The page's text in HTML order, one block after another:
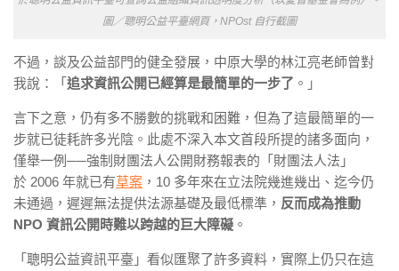
圖／聰明公益平臺網頁，NPOst 自行截圖
不過，談及公益部門的健全發展，中原大學的林江亮老師曾對
我說：「 追求資訊公開已經算是最簡單的一步了 。」
言下之意，仍有多不勝數的挑戰和困難，但為了這最簡單的一
步就已徒耗許多光陰。此處不深入本文首段所提的諸多面向，
僅舉一例──強制財團法人公開財務報表的「財團法人法」
於 2006 年就已有草案 ，10 多年來在立法院幾進幾出、迄今仍
未通過，遲遲無法提供法源基礎及最低標準， 反而成為推動
NPO 資訊公開時難以跨越的巨大障礙 。
「聰明公益資訊平臺」看似匯聚了許多資料，實際上仍只在這